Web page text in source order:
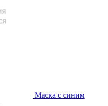
Маска с синим